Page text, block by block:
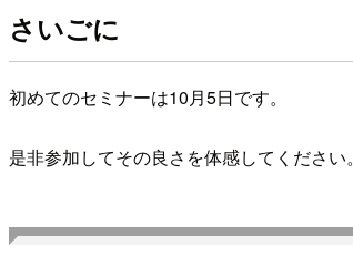
さいごに
初めてのセミナーは10月5日です。
是非参加してその良さを体感してください